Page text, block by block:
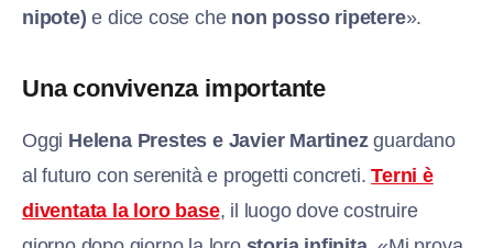
nipote) e dice cose che non posso ripetere».
Una convivenza importante
Oggi Helena Prestes e Javier Martinezguardano
al futuro con serenità e progetti concreti.Terni è
diventata la loro base, il luogo dove costruire